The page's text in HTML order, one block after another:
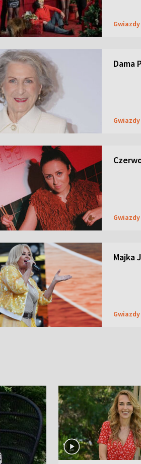
Gwiazdy
Dama
Gwiazdy
Gwiazdy
Majka
Gwiazdy